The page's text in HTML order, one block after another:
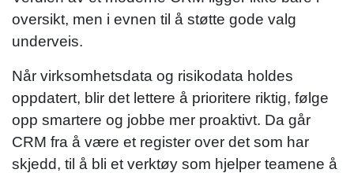
oversikt, men i evnen til å støtte gode valg
underveis.
Når virksomhetsdata og risikodata holdes
oppdatert, blir det lettere å prioritere riktig, følge
opp smartere og jobbe mer proaktivt. Da går
CRM fra å være et register over det som har
skjedd, til å bli et verktøy som hjelper teamene å